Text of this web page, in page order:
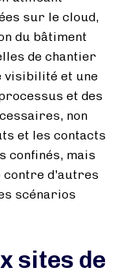
sur le cloud,
du bâtiment
de chantier
visibilité et une
et des
non
et les contacts
confinés, mais
d'autres
scénarios
sites de